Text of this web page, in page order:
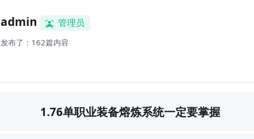
admin 管理员
发布了：162篇内容
1.76单职业装备熔炼系统一定要掌握